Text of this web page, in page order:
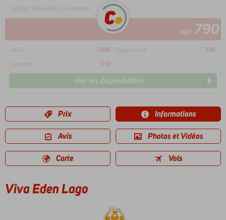
départ Bruxelles Zaventem
àpd 790
Août 1440 Septembre
599
Octobre
517
Voir les disponibilités
Prix Informations
Avis Photos et Vidéos
Carte Vols
Viva Eden Lago